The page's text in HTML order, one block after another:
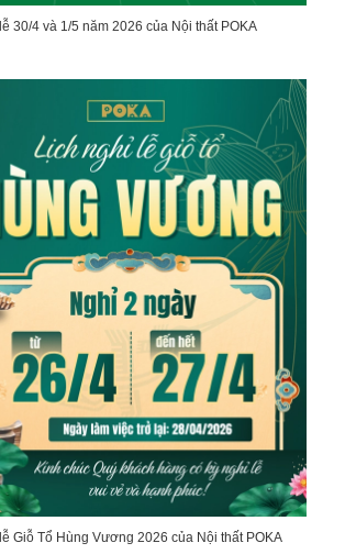
30/4 và 1/5 năm 2026 của Nội thất POKA
Giỗ Tổ Hùng Vương 2026 của Nội thất POKA